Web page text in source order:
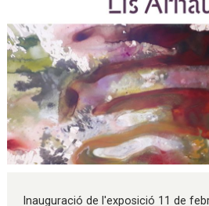
Inauguració de l'exposició 11 de